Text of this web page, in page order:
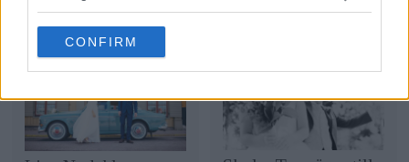
use your data for below specified purposes in below Google
consent section.
CONFIRM